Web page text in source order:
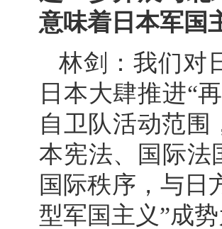
意味着日本军国
林剑：我们对
日本大肆推进“
自卫队活动范围
本宪法、国际法
国际秩序，与日
型军国主义”成